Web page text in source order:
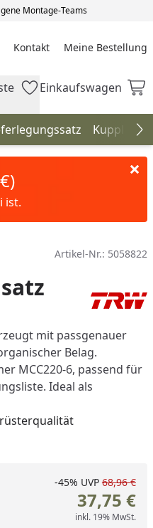
Montage-Teams
Kontakt Meine Bestellung
Meine Bestellung
Einkaufswagen
Einkaufswagen
ist.
Artikel-Nr.: 5058822
mit passgenauer
Belag.
MCC220-6, passend für
Ideal als
-45% UVP 68,96 €
37,75 €
inkl. 19% MwSt.